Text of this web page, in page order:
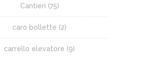
Cantieri (75)
caro bollette (2)
carrello elevatore (9)